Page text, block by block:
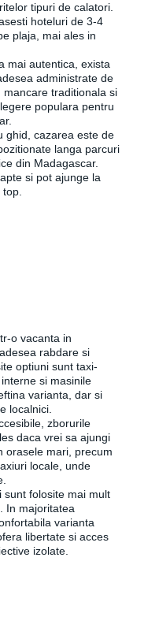
tipuri de calatori.
hoteluri de 3-4
plaja, mai ales in
mai autentica, exista
administrate de
mancare traditionala si
populara pentru
ghid, cazarea este de
langa parcuri
din Madagascar.
si pot ajunge la
o vacanta in
rabdare si
optiuni sunt taxi-
si masinile
varianta, dar si
localnici.
zborurile
daca vrei sa ajungi
orasele mari, precum
locale, unde
sunt folosite mai mult
In majoritatea
varianta
libertate si acces
izolate.